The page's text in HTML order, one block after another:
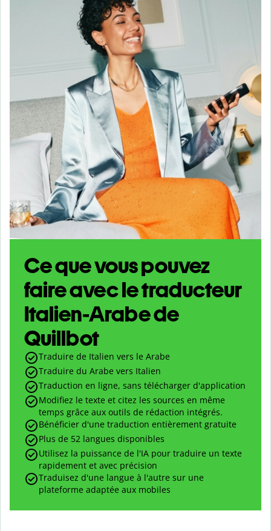
Ce que vous pouvez
faire avec le traducteur
Italien-Arabe de
Quillbot
Traduire de Italien vers le Arabe
Traduire du Arabe vers Italien
Traduction en ligne, sans télécharger d'application
Modifiez le texte et citez les sources en même
temps grâce aux outils de rédaction intégrés.
Bénéficier d'une traduction entièrement gratuite
Plus de 52 langues disponibles
Utilisez la puissance de l'IA pour traduire un texte
rapidement et avec précision
Traduisez d'une langue à l'autre sur une
plateforme adaptée aux mobiles